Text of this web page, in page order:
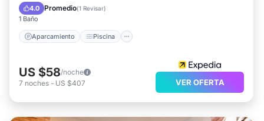
4.0 Promedio(1 Revisar)
1 Baño
Aparcamiento Piscina
Vista al mar
US $58/noche
7 noches - US $407 VER OFERTA